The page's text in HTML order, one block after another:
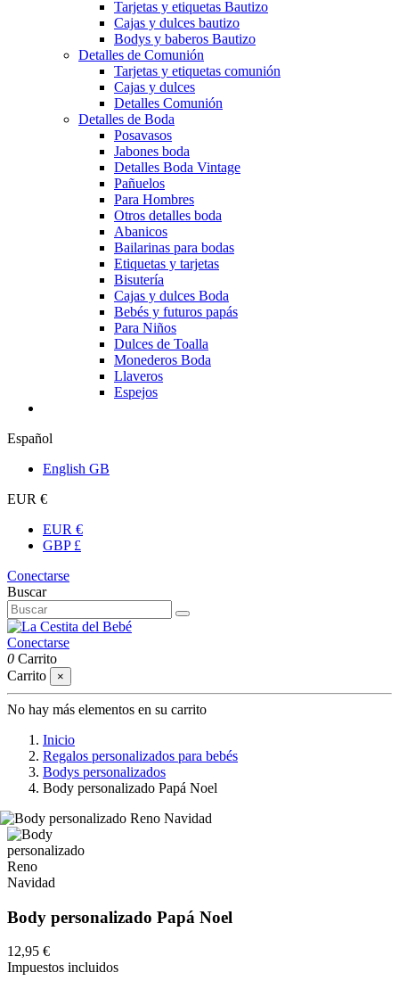
Tarjetas y etiquetas Bautizo
Cajas y dulces bautizo
Bodys y baberos Bautizo
Detalles de Comunión
Tarjetas y etiquetas comunión
Cajas y dulces
Detalles Comunión
Detalles de Boda
Posavasos
Jabones boda
Detalles Boda Vintage
Pañuelos
Para Hombres
Otros detalles boda
Abanicos
Bailarinas para bodas
Etiquetas y tarjetas
Bisutería
Cajas y dulces Boda
Bebés y futuros papás
Para Niños
Dulces de Toalla
Monederos Boda
Llaveros
Espejos
Español
English GB
EUR €
EUR €
GBP £
Conectarse
Buscar
Conectarse
0 Carrito
Carrito
×
No hay más elementos en su carrito
Inicio
Regalos personalizados para bebés
Bodys personalizados
Body personalizado Papá Noel
Body personalizado Papá Noel
12,95 €
Impuestos incluidos